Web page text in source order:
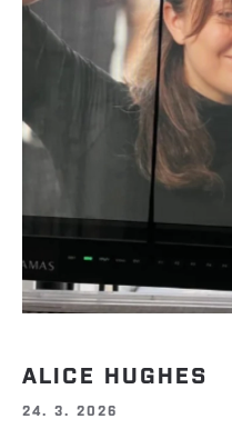
ALICE HUGHES
24. 3. 2026